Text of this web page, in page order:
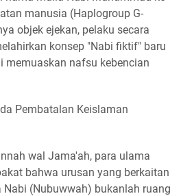
manusia (Haplogroup G-
objek ejekan, pelaku secara
konsep "Nabi fiktif" baru
memuaskan nafsu kebencian
Pembatalan Keislaman
wal Jama'ah, para ulama
bahwa urusan yang berkaitan
Nabi (Nubuwwah) bukanlah ruang